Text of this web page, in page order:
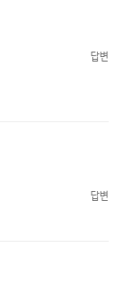
답변
답변